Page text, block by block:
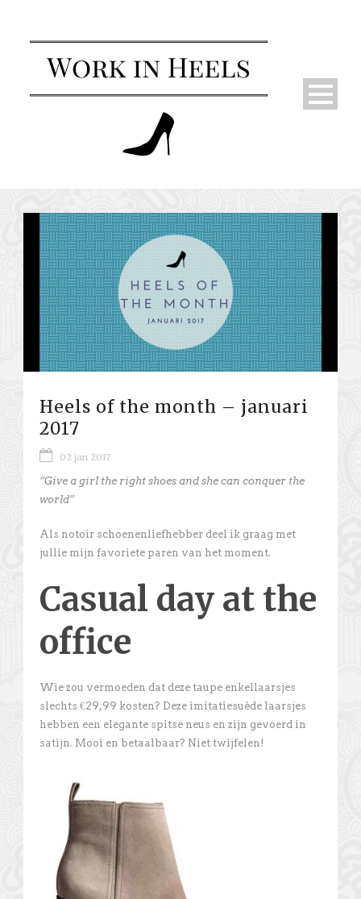
Heels of the month – januari
2017
02 jan 2017
“Give a girl the right shoes and she can conquer the
world”
Als notoir schoenenliefhebber deel ik graag met
jullie mijn favoriete paren van het moment.
Casual day at the
office
Wie zou vermoeden dat deze taupe enkellaarsjes
slechts €29,99 kosten? Deze imitatiesuède laarsjes
hebben een elegante spitse neus en zijn gevoerd in
satijn. Mooi en betaalbaar? Niet twijfelen!